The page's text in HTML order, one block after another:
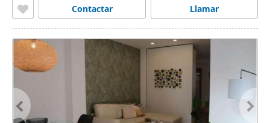
Llamar
Contactar